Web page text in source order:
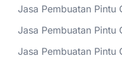
Jasa Pembuatan Pintu
Jasa Pembuatan Pintu
Jasa Pembuatan Pintu